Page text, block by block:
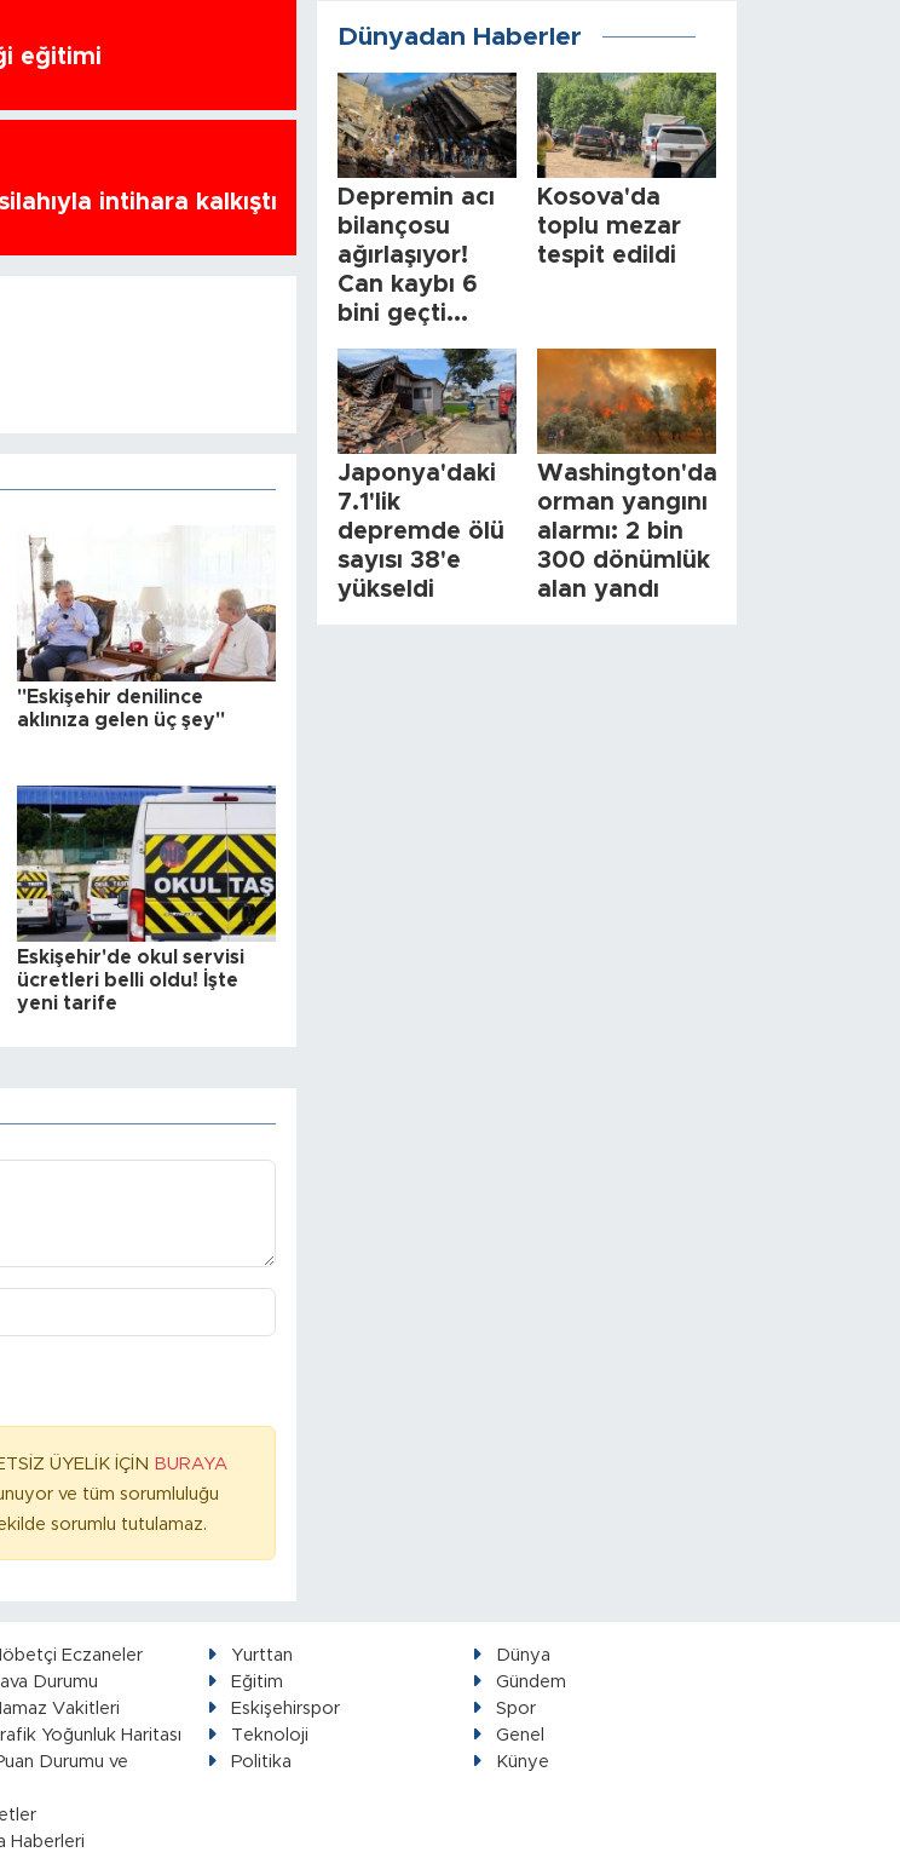
eğitimi
intihara kalkıştı
"Eskişehir denilince
aklınıza gelen üç şey"
Eskişehir'de okul servisi
ücretleri belli oldu! İşte
yeni tarife
ÜYELİK İÇİN BURAYA
ve tüm sorumluluğu
sorumlu tutulamaz.
Dünyadan Haberler
Depremin acı
bilançosu
ağırlaşıyor!
Can kaybı 6
bini geçti...
Kosova'da
toplu mezar
tespit edildi
Japonya'daki
7.1'lik
depremde ölü
sayısı 38'e
yükseldi
Washington'da
orman yangını
alarmı: 2 bin
300 dönümlük
alan yandı
Eczaneler
Durumu
Vakitleri
Yoğunluk Haritası
Durumu ve
Haberleri
Yurttan
Dünya
Eğitim
Gündem
Eskişehirspor
Spor
Teknoloji
Genel
Politika
Künye